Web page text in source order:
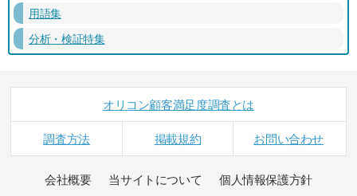
用語集
分析・検証特集
オリコン顧客満足度調査とは
調査方法 掲載規約 お問い合わせ
会社概要 当サイトについて
個人情報保護方針